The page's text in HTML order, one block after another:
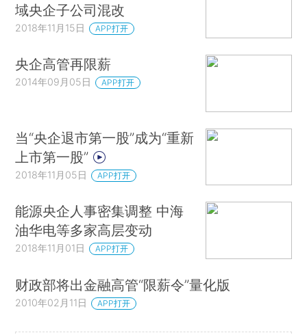
域央企子公司混改
2018年11月15日 APP打开
央企高管再限薪
2014年09月05日 APP打开
当“央企退市第一股”成为“重新
上市第一股”
2018年11月05日 APP打开
能源央企人事密集调整 中海
油华电等多家高层变动
2018年11月01日 APP打开
财政部将出金融高管“限薪令”量化版
2010年02月11日 APP打开